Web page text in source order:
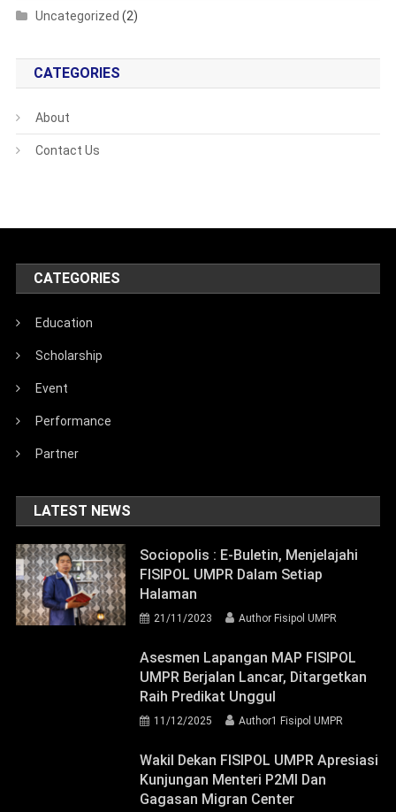
Uncategorized (2)
CATEGORIES
About
Contact Us
CATEGORIES
Education
Scholarship
Event
Performance
Partner
LATEST NEWS
Sociopolis : E-Buletin, Menjelajahi
FISIPOL UMPR Dalam Setiap
Halaman
21/11/2023 Author Fisipol UMPR
Asesmen Lapangan MAP FISIPOL
UMPR Berjalan Lancar, Ditargetkan
Raih Predikat Unggul
11/12/2025 Author1 Fisipol UMPR
Wakil Dekan FISIPOL UMPR Apresiasi
Kunjungan Menteri P2MI Dan
Gagasan Migran Center